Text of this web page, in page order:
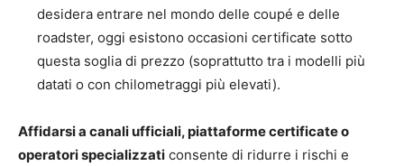
desidera entrare nel mondo delle coupé e delle
roadster, oggi esistono occasioni certificate sotto
questa soglia di prezzo (soprattutto tra i modelli più
datati o con chilometraggi più elevati).
Affidarsi a canali ufficiali, piattaforme certificate o
operatori specializzati consente di ridurre i rischi e